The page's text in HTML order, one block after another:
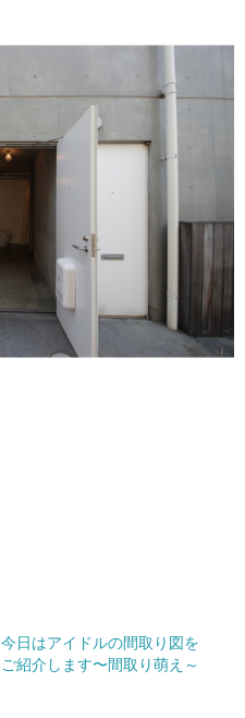
今日はアイドルの間取り図を
ご紹介します〜間取り萌え～